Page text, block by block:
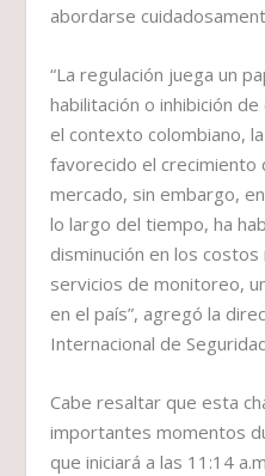
abordarse
“La regulación juega un
habilitación o inhibición
el contexto colombiano,
favorecido el
mercado, sin embargo,
lo largo del tiempo, ha
disminución en los
servicios de monitoreo,
en el país”, agregó la
Internacional de
Cabe resaltar que esta
importantes momentos
que iniciará a las 11:14